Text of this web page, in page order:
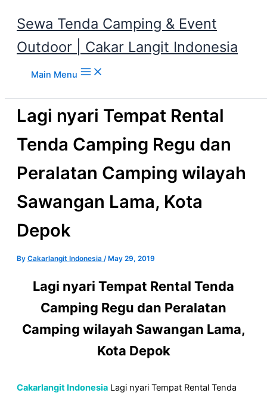
Sewa Tenda Camping & Event
Outdoor | Cakar Langit Indonesia
Main Menu
Lagi nyari Tempat Rental
Tenda Camping Regu dan
Peralatan Camping wilayah
Sawangan Lama, Kota
Depok
By Cakarlangit Indonesia / May 29, 2019
Lagi nyari Tempat Rental Tenda
Camping Regu dan Peralatan
Camping wilayah Sawangan Lama,
Kota Depok
Cakarlangit Indonesia Lagi nyari Tempat Rental Tenda